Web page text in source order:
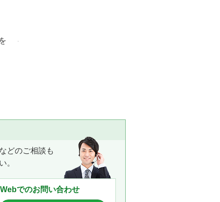
などのご相談も
。
Webでのお問い合わせ